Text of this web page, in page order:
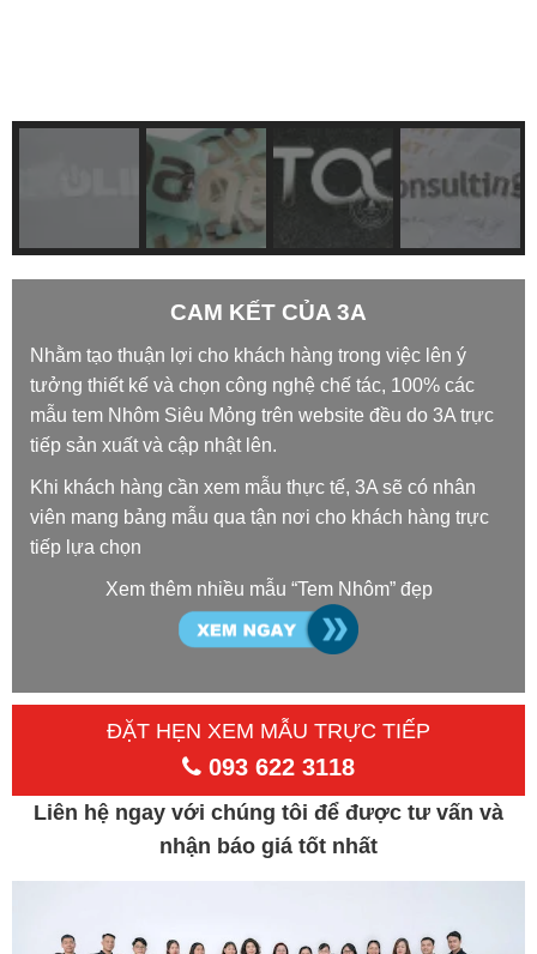
CAM KẾT CỦA 3A
Nhằm tạo thuận lợi cho khách hàng trong việc lên ý
tưởng thiết kế và chọn công nghệ chế tác, 100% các
mẫu tem Nhôm Siêu Mỏng trên website đều do 3A trực
tiếp sản xuất và cập nhật lên.
Khi khách hàng cần xem mẫu thực tế, 3A sẽ có nhân
viên mang bảng mẫu qua tận nơi cho khách hàng trực
tiếp lựa chọn
Xem thêm nhiều mẫu “Tem Nhôm” đẹp
ĐẶT HẸN XEM MẪU TRỰC TIẾP
093 622 3118
Liên hệ ngay với chúng tôi để được tư vấn và
nhận báo giá tốt nhất